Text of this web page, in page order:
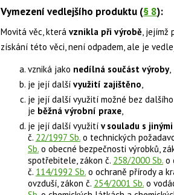
Vymezení vedlejšího produktu (§ 8):
Movitá věc, která vznikla při výrobě, jejímž
získání této věci, není odpadem, ale je
vzniká jako nedílná součást výroby,
je její další využití zajištěno,
je její další využití možné bez
je běžná výrobní praxe,
je její další využití v souladu s
č. 22/1997 Sb. o technických
Sb. o obecné bezpečnosti výrobků,
spotřebitele, zákon č. 258/2000 Sb. o
č. 114/1992 Sb. o ochraně přírody a
ovzduší, zákon č. 254/2001 Sb. o